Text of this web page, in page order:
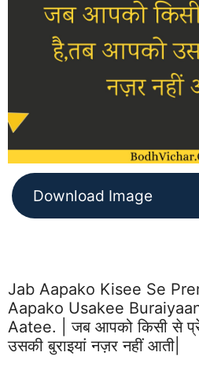
Download Image
Jab Aapako Kisee Se
Aapako Usakee
Aatee. | जब आपको किसी से
उसकी बुराइयां नज़र नहीं आती|